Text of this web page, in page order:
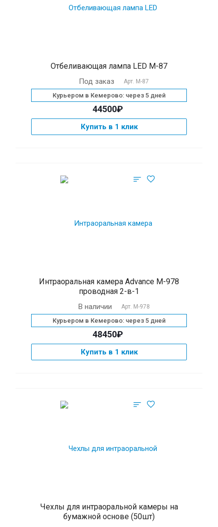
Отбеливающая лампа LED М-87
Под заказ Арт. М-87
Курьером в Кемерово: через 5 дней
44500₽
Купить в 1 клик
Интраоральная камера Advance M-978
проводная 2-в-1
В наличии Арт. M-978
Курьером в Кемерово: через 5 дней
48450₽
Купить в 1 клик
Чехлы для интраоральной камеры на
бумажной основе (50шт)